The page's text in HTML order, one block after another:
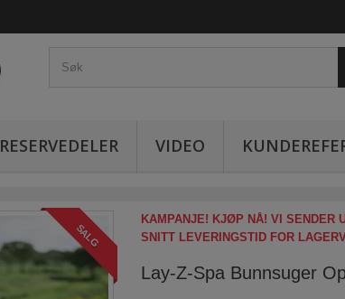
RESERVEDELER VIDEO
SALG
KAMPANJE! KJØP NÅ! VI SENDER
SNITT LEVERINGSTID FOR
Lay-Z-Spa Bunnsuger